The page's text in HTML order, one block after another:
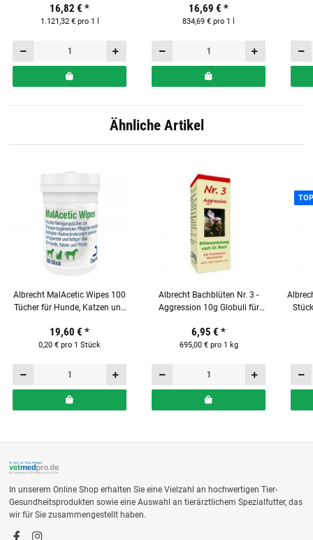
16,82 € *
1.121,32 € pro 1 l
16,69 € *
834,69 € pro 1 l
Ähnliche Artikel
Albrecht MalAcetic Wipes 100
Tücher für Hunde, Katzen und
19,60 € *
0,20 € pro 1 Stück
Albrecht Bachblüten Nr. 3 -
Aggression 10g Globuli für
6,95 € *
695,00 € pro 1 kg
In unserem Online Shop erhalten Sie eine Vielzahl an hochwertigen Tier-
Gesundheitsprodukten sowie eine Auswahl an tierärztlichem Spezialfutter, das
wir für Sie zusammengestellt haben.